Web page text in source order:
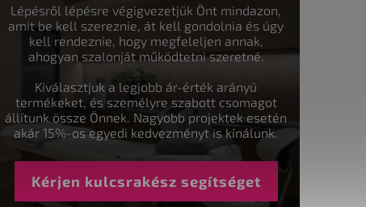
Lépésről lépésre végigvezetjük Önt mindazon,
amit be kell szereznie, át kell gondolnia és úgy
kell rendeznie, hogy megfeleljen annak,
ahogyan szalonját működtetni szeretné.
Kiválasztjuk a legjobb ár-érték arányú
termékeket, és személyre szabott csomagot
állítunk össze Önnek. Nagyobb projektek esetén
akár 15%-os egyedi kedvezményt is kínálunk.
Kérjen kulcsrakész segítséget